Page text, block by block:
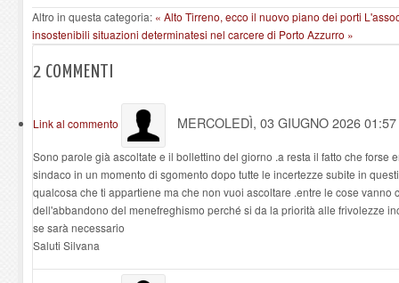
Altro in questa categoria: « Alto Tirreno, ecco il nuovo piano dei porti
insostenibili situazioni determinatesi nel carcere di Porto Azzurro »
2 COMMENTI
Link al commento MERCOLEDÌ, 03 GIUGNO 2026 01:57
Sono parole già ascoltate e il bollettino del giorno .a resta il fatto che forse
sindaco in un momento di sgomento dopo tutte le incertezze subite in
qualcosa che ti appartiene ma che non vuoi ascoltare .entre le cose vanno
dell'abbandono del menefreghismo perché si da la priorità alle frivolezze
se sarà necessario
Saluti Silvana